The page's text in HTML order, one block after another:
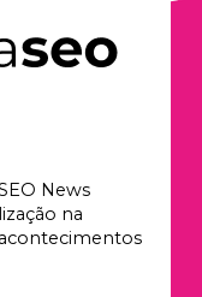
News
na